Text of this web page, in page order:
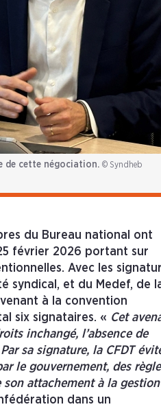
de cette négociation. © Syndheb
du Bureau national ont
février 2026 portant sur
Avec les
syndical, et du Medef, de
à la convention
six signataires. « Cet
inchangé, l’absence de
sa signature, la CFDT
le gouvernement, des
son attachement à la gestion
dans un